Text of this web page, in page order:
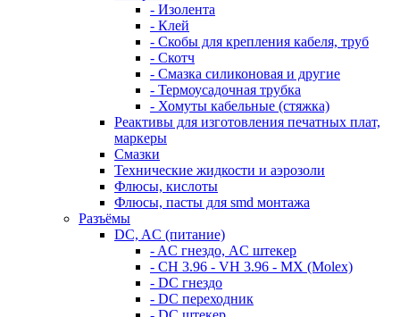
- Изолента
- Клей
- Скобы для крепления кабеля, труб
- Скотч
- Смазка силиконовая и другие
- Термоусадочная трубка
- Хомуты кабельные (стяжка)
Реактивы для изготовления печатных плат,
маркеры
Смазки
Технические жидкости и аэрозоли
Флюсы, кислоты
Флюсы, пасты для smd монтажа
Разъёмы
DC, AC (питание)
- AC гнездо, AC штекер
- CH 3.96 - VH 3.96 - MX (Molex)
- DC гнездо
- DC переходник